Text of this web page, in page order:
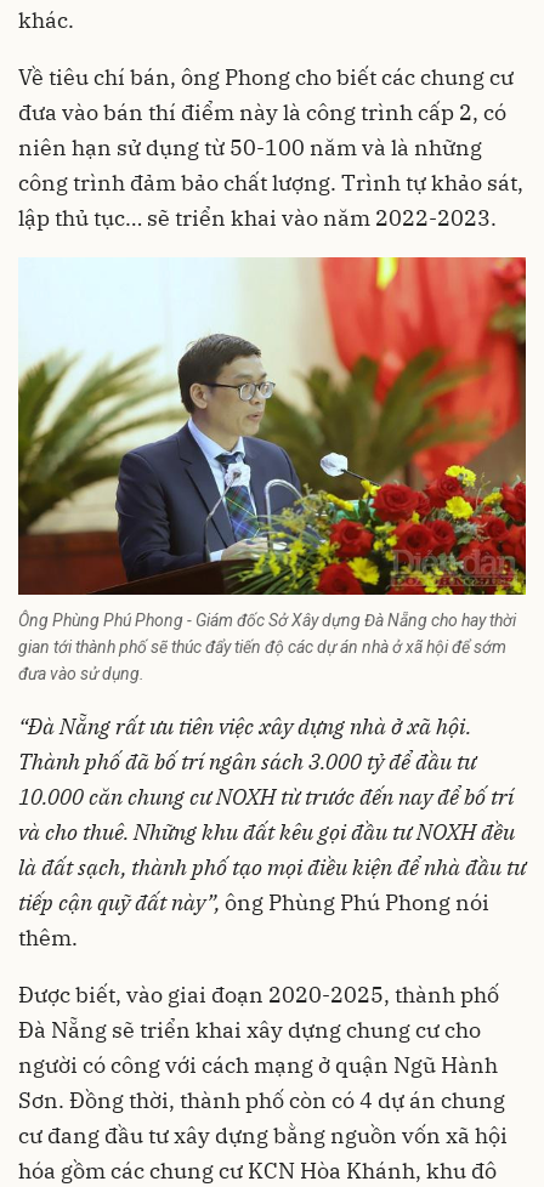
khác.
Về tiêu chí bán, ông Phong cho biết các chung cư
đưa vào bán thí điểm này là công trình cấp 2, có
niên hạn sử dụng từ 50-100 năm và là những
công trình đảm bảo chất lượng. Trình tự khảo sát,
lập thủ tục… sẽ triển khai vào năm 2022-2023.
Ông Phùng Phú Phong - Giám đốc Sở Xây dựng Đà Nẵng cho hay thời
gian tới thành phố sẽ thúc đẩy tiến độ các dự án nhà ở xã hội để sớm
đưa vào sử dụng.
“Đà Nẵng rất ưu tiên việc xây dựng nhà ở xã hội.
Thành phố đã bố trí ngân sách 3.000 tỷ để đầu tư
10.000 căn chung cư NOXH từ trước đến nay để bố trí
và cho thuê. Những khu đất kêu gọi đầu tư NOXH đều
là đất sạch, thành phố tạo mọi điều kiện để nhà đầu tư
tiếp cận quỹ đất này”, ông Phùng Phú Phong nói
thêm.
Được biết, vào giai đoạn 2020-2025, thành phố
Đà Nẵng sẽ triển khai xây dựng chung cư cho
người có công với cách mạng ở quận Ngũ Hành
Sơn. Đồng thời, thành phố còn có 4 dự án chung
cư đang đầu tư xây dựng bằng nguồn vốn xã hội
hóa gồm các chung cư KCN Hòa Khánh, khu đô